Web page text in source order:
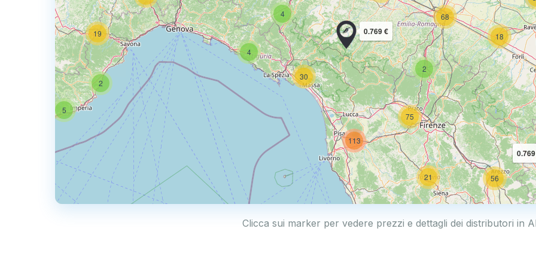
2
5
4
19
4
2
68
30
113
18
21
75
56
0.769 €
Clicca sui marker per vedere prezzi e dettagli dei distributori in